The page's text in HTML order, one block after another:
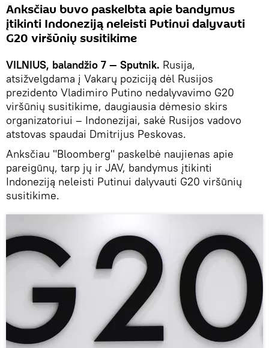
Anksčiau buvo paskelbta apie bandymus
įtikinti Indoneziją neleisti Putinui dalyvauti
G20 viršūnių susitikime
VILNIUS, balandžio 7 — Sputnik. Rusija,
atsižvelgdama į Vakarų poziciją dėl Rusijos
prezidento Vladimiro Putino nedalyvavimo G20
viršūnių susitikime, daugiausia dėmesio skirs
organizatoriui – Indonezijai, sakė Rusijos vadovo
atstovas spaudai Dmitrijus Peskovas.
Anksčiau "Bloomberg" paskelbė naujienas apie
pareigūnų, tarp jų ir JAV, bandymus įtikinti
Indoneziją neleisti Putinui dalyvauti G20 viršūnių
susitikime.